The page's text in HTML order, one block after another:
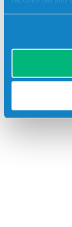
Recensioni